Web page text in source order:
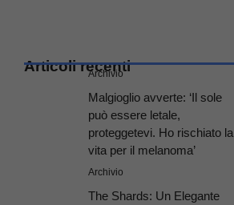
Articoli recenti
Archivio
Malgioglio avverte: ‘Il sole
può essere letale,
proteggetevi. Ho rischiato la
vita per il melanoma’
Archivio
The Shards: Un Elegante